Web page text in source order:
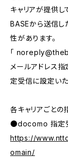
キャリアが提供し
BASEから送信
性があります。
「
メールアドレス指
定受信に設定いた
各キャリアごとの
●docomo 指定受
https://
omain/